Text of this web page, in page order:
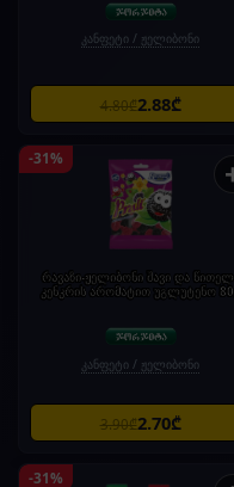
კანფეტი / ჟელიბონი
4.80₾2.88₾
-31%
რავაზი-ჟელიბონი შავი და
კენკრის არომატით უგლუტენო
კანფეტი / ჟელიბონი
3.90₾2.70₾
-31%